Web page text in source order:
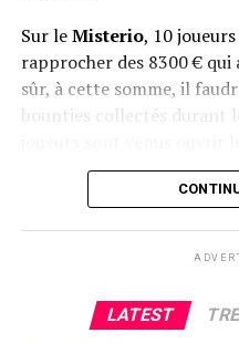
Sur leMisterio, 10
rapprocher des 8300 €
sûr, à cette somme, il
bounties collectés durant
d’habitude, le suspense
LATEST